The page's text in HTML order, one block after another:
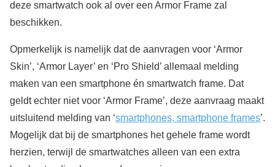
deze smartwatch ook al over een Armor Frame zal
beschikken.
Opmerkelijk is namelijk dat de aanvragen voor ‘Armor
Skin’, ‘Armor Layer’ en ‘Pro Shield’ allemaal melding
maken van een smartphone én smartwatch frame. Dat
geldt echter niet voor ‘Armor Frame’, deze aanvraag maakt
uitsluitend melding van ‘smartphones, smartphone frames’.
Mogelijk dat bij de smartphones het gehele frame wordt
herzien, terwijl de smartwatches alleen van een extra